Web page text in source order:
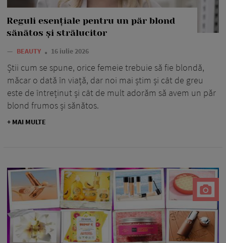
Reguli esențiale pentru un păr blond
sănătos și strălucitor
— BEAUTY 16 iulie 2026
Știi cum se spune, orice femeie trebuie să fie blondă,
măcar o dată în viață, dar noi mai știm și cât de greu
este de întreținut și cât de mult adorăm să avem un păr
blond frumos și sănătos.
+ MAI MULTE